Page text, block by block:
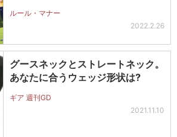
ルール・マナー
2022.2.26
グースネックとストレートネック。
あなたに合うウェッジ形状は?
ギア 週刊GD
2021.11.10